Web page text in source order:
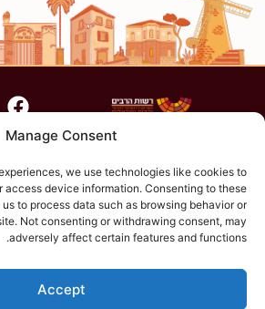
Manage Consent
we use technologies like cookies to
access device information. Consenting to these
to process data such as browsing behavior or
Not consenting or withdrawing consent, may
adversely affect certain features and functions.
Accept
הצהרת נגישות
תקנון האתר
פרטיות